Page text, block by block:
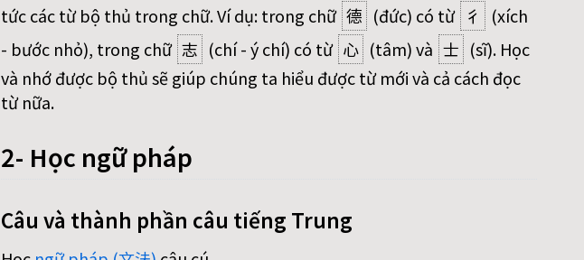
tức các từ bộ thủ trong chữ. Ví dụ: trong chữ 德 (đức) có từ 彳
(xích
- bước nhỏ), trong chữ 志 (chí - ý chí) có từ 心 (tâm) và 士 (sĩ). Học
và nhớ được bộ thủ sẽ giúp chúng ta hiểu được từ mới và cả cách đọc
từ nữa.
2- Học ngữ pháp
Câu và thành phần câu tiếng Trung